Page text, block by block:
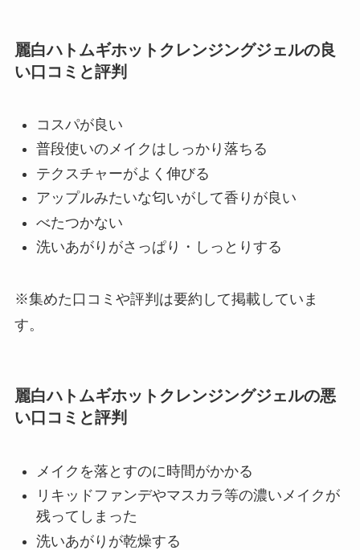
麗白ハトムギホットクレンジングジェルの良
い口コミと評判
コスパが良い
普段使いのメイクはしっかり落ちる
テクスチャーがよく伸びる
アップルみたいな匂いがして香りが良い
べたつかない
洗いあがりがさっぱり・しっとりする
※集めた口コミや評判は要約して掲載していま
す。
麗白ハトムギホットクレンジングジェルの悪
い口コミと評判
メイクを落とすのに時間がかかる
リキッドファンデやマスカラ等の濃いメイクが
残ってしまった
洗いあがりが乾燥する